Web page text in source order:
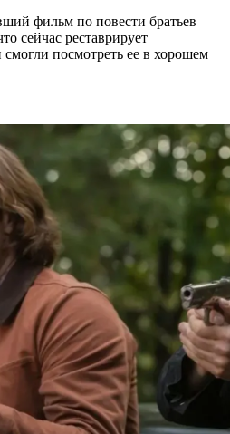
фильм по повести братьев
сейчас реставрирует
смогли посмотреть ее в хорошем